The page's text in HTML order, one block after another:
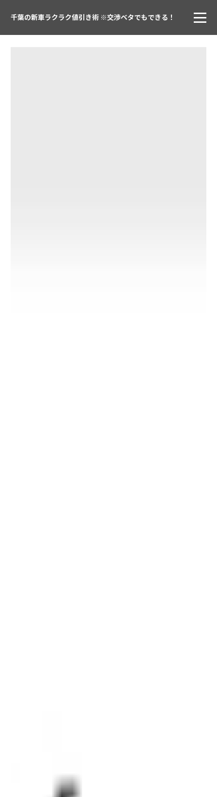
千葉の新車ラクラク値引き術 ※交渉ベタでもできる！